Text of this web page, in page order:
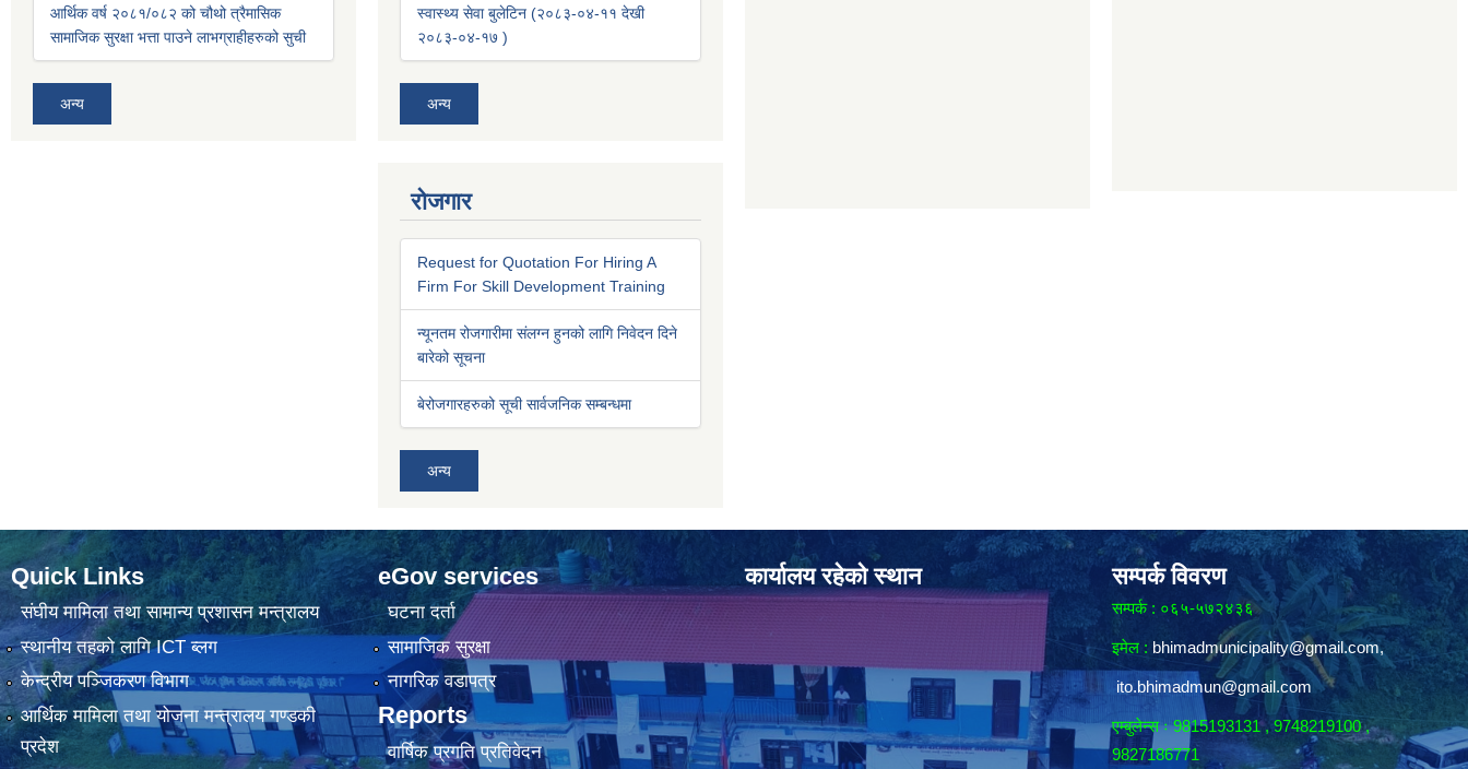
आर्थिक वर्ष २०८१/०८२ को चौथो त्रैमासिक
सामाजिक सुरक्षा भत्ता पाउने लाभग्राहीहरुको सुची
अन्य
स्वास्थ्य सेवा बुलेटिन (२०८३-०४-११ देखी
२०८३-०४-१७ )
अन्य
रोजगार
Request for Quotation For Hiring A
Firm For Skill Development Training
न्यूनतम रोजगारीमा संलग्न हुनको लागि निवेदन दिने
बारेको सूचना
बेरोजगारहरुको सूची सार्वजनिक सम्बन्धमा
अन्य
Quick Links
संघीय मामिला तथा सामान्य प्रशासन मन्त्रालय
स्थानीय तहको लागि ICT ब्लग
केन्द्रीय पञ्जिकरण विभाग
आर्थिक मामिला तथा योजना मन्त्रालय गण्डकी
प्रदेश
eGov services
घटना दर्ता
सामाजिक सुरक्षा
नागरिक वडापत्र
Reports
वार्षिक प्रगति प्रतिवेदन
कार्यालय रहेको स्थान सम्पर्क विवरण
सम्पर्क : ०६५-५७२४३६
इमेल : bhimadmunicipality@gmail.com,
ito.bhimadmun@gmail.com
एम्बुलेन्स ः 9815193131 , 9748219100 ,
9827186771